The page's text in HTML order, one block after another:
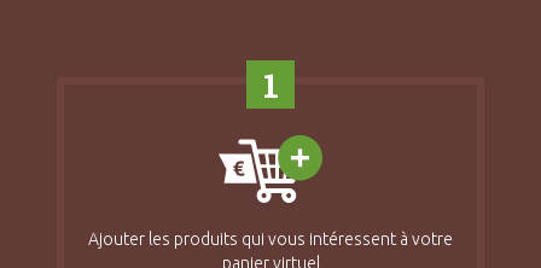
1
Ajouter les produits qui vous intéressent à votre
panier virtuel